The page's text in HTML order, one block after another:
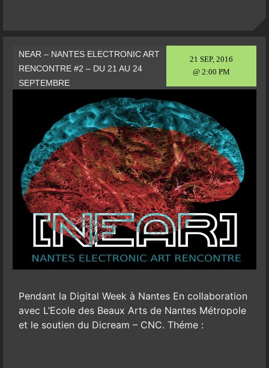
21 SEP, 2016
@ 2:00 PM
NEAR – NANTES ELECTRONIC ART
RENCONTRE #2 – DU 21 AU 24
SEPTEMBRE
Pendant la Digital Week à Nantes En collaboration
avec L’Ecole des Beaux­ Arts de Nantes Métropole
et le soutien du Dicream – CNC. Théme :